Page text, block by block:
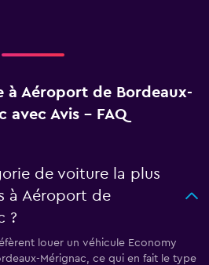
à Aéroport de Bordeaux-
avec Avis - FAQ
de voiture la plus
à Aéroport de
?
louer un véhicule Economy
Mérignac, ce qui en fait le type